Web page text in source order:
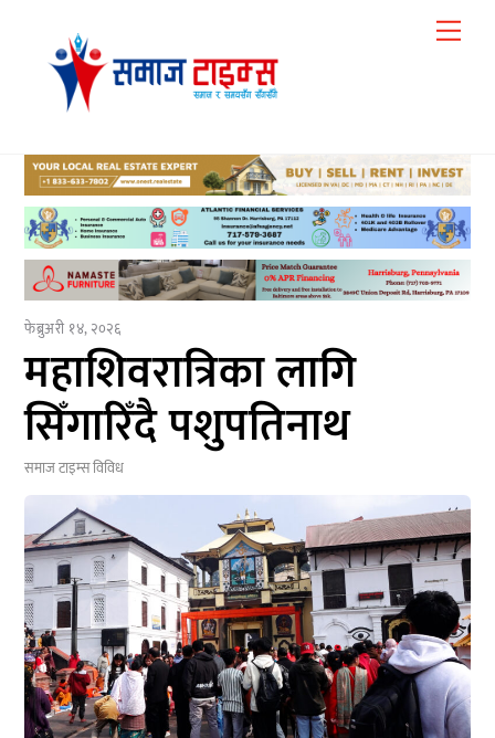
content
फेब्रुअरी १४, २०२६
महाशिवरात्रिका लागि
सिँगारिँदै पशुपतिनाथ
समाज टाइम्सविविध